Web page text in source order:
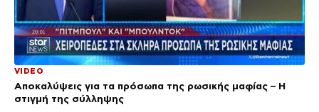
VIDEO
Αποκαλύψεις για τα πρόσωπα της ρωσικής μαφίας – Η
στιγμή της σύλληψης